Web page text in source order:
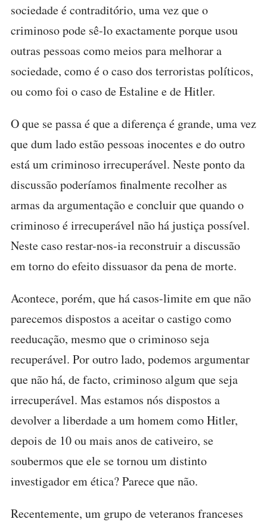
sociedade é contraditório, uma vez que o
criminoso pode sê-lo exactamente porque usou
outras pessoas como meios para melhorar a
sociedade, como é o caso dos terroristas políticos,
ou como foi o caso de Estaline e de Hitler.
O que se passa é que a diferença é grande, uma vez
que dum lado estão pessoas inocentes e do outro
está um criminoso irrecuperável. Neste ponto da
discussão poderíamos finalmente recolher as
armas da argumentação e concluir que quando o
criminoso é irrecuperável não há justiça possível.
Neste caso restar-nos-ia reconstruir a discussão
em torno do efeito dissuasor da pena de morte.
Acontece, porém, que há casos-limite em que não
parecemos dispostos a aceitar o castigo como
reeducação, mesmo que o criminoso seja
recuperável. Por outro lado, podemos argumentar
que não há, de facto, criminoso algum que seja
irrecuperável. Mas estamos nós dispostos a
devolver a liberdade a um homem como Hitler,
depois de 10 ou mais anos de cativeiro, se
soubermos que ele se tornou um distinto
investigador em ética? Parece que não.
Recentemente, um grupo de veteranos franceses